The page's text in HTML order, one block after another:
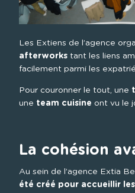
Les Extiens de l’agence
afterworks tant les liens
facilement parmi les
Pour couronner le tout, une
une team cuisine ont vu le
La cohésion
Au sein de l’agence Extia
été créé pour accueillir